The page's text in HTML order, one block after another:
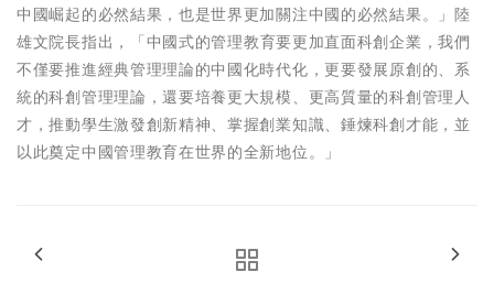
中國崛起的必然結果，也是世界更加關注中國的必然結果。 」 陸
雄文院長指出，
「中國式的管理教育要更加直面科創企業，我們
不僅要推進經典管理理論的中國化時代化，更要發展原創的、系
統的科創管理理論，還要培養更大規模、更高質量的科創管理人
才，推動學生激發創新精神、掌握創業知識、錘煉科創才能，並
以此奠定中國管理教育在世界的全新地位。 」